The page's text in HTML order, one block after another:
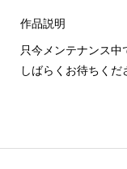
作品説明
只今メンテナンス中
しばらくお待ちくだ